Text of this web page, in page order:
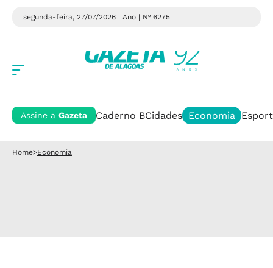
segunda-feira, 27/07/2026 | Ano | Nº 6275
Assine a Gazeta Caderno BCidades Economia
Home>Economia